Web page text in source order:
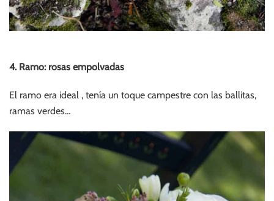
4. Ramo: rosas empolvadas
El ramo era ideal , tenía un toque campestre con las ballitas,
ramas verdes…